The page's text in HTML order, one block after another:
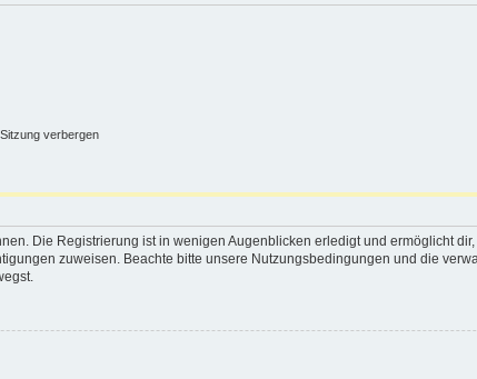
verbergen
Die Registrierung ist in wenigen Augenblicken erledigt und ermöglicht
zuweisen. Beachte bitte unsere Nutzungsbedingungen und die